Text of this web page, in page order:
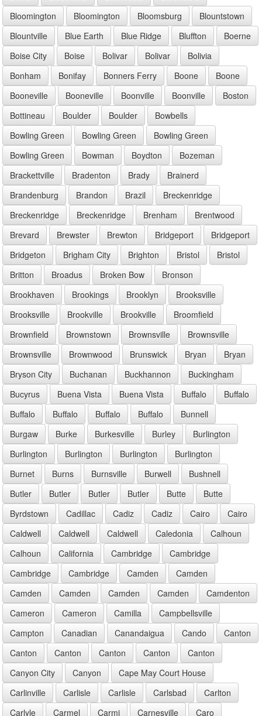
Bloomington
Bloomington Bloomsburg
Blountstown
Blountville
Blue Earth Blue Ridge Bluffton
Boerne
Boise City
Boise Bolivar Bolivar
Bolivia
Bonham
Bonifay Bonners Ferry Boone
Boone
Booneville
Booneville Boonville Boonville
Boston
Bottineau
Boulder Boulder
Bowbells
Bowling Green
Bowling Green
Bowling Green
Bowling Green
Bowman Boydton
Bozeman
Brackettville
Bradenton Brady
Brainerd
Brandenburg
Brandon Brazil
Breckenridge
Breckenridge
Breckenridge Brenham
Brentwood
Brevard
Brewster Brewton Bridgeport
Bridgeport
Bridgeton
Brigham City Brighton Bristol
Bristol
Britton
Broadus Broken Bow
Bronson
Brookhaven
Brookings Brooklyn
Brooksville
Brooksville
Brookville Brookville
Broomfield
Brownfield
Brownstown Brownsville
Brownsville
Brownsville
Brownwood Brunswick Bryan
Bryan
Bryson City
Buchanan Buckhannon
Buckingham
Bucyrus
Buena Vista Buena Vista Buffalo
Buffalo
Buffalo
Buffalo Buffalo Buffalo
Bunnell
Burgaw
Burke Burkesville Burley
Burlington
Burlington
Burlington Burlington
Burlington
Burnet
Burns Burnsville Burwell
Bushnell
Butler
Butler Butler Butler Butte
Butte
Byrdstown
Cadillac Cadiz Cadiz Cairo
Cairo
Caldwell
Caldwell Caldwell Caledonia
Calhoun
Calhoun
California Cambridge
Cambridge
Cambridge
Cambridge Camden
Camden
Camden
Camden Camden Camden
Camdenton
Cameron
Cameron Camilla
Campbellsville
Campton
Canadian Canandaigua Cando
Canton
Canton
Canton Canton Canton
Canton
Canyon City
Canyon
Cape May Court House
Carlinville
Carlisle Carlisle Carlsbad
Carlton
Carlyle
Carmel Carmi Carnesville Caro